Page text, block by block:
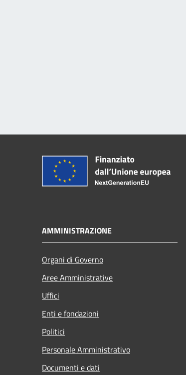
AMMINISTRAZIONE
Organi di Governo
Aree Amministrative
Uffici
Enti e fondazioni
Politici
Personale Amministrativo
Documenti e dati